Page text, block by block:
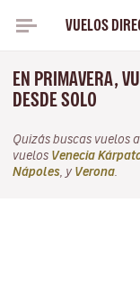
VUELOS
EN PRIMAVERA,
DESDE SOLO
Quizás buscas vuelos a
vuelos Venecia
Nápoles , y Verona